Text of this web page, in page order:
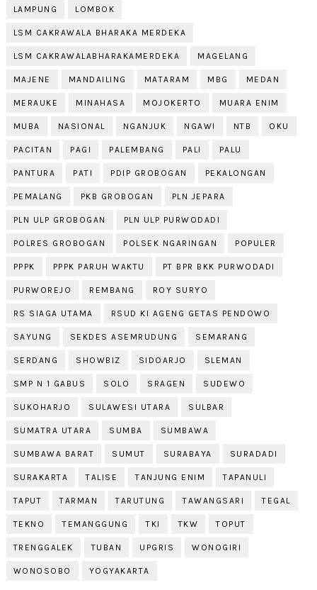
LAMPUNG LOMBOK
LSM CAKRAWALA BHARAKA MERDEKA
LSM CAKRAWALABHARAKAMERDEKA MAGELANG
MAJENE MANDAILING MATARAM MBG MEDAN
MERAUKE MINAHASA MOJOKERTO MUARA ENIM
MUBA NASIONAL NGANJUK NGAWI NTB OKU
PACITAN PAGI PALEMBANG PALI PALU
PANTURA PATI PDIP GROBOGAN PEKALONGAN
PEMALANG PKB GROBOGAN PLN JEPARA
PLN ULP GROBOGAN PLN ULP PURWODADI
POLRES GROBOGAN POLSEK NGARINGAN POPULER
PPPK PPPK PARUH WAKTU PT BPR BKK PURWODADI
PURWOREJO REMBANG ROY SURYO
RS SIAGA UTAMA RSUD KI AGENG GETAS PENDOWO
SAYUNG SEKDES ASEMRUDUNG SEMARANG
SERDANG SHOWBIZ SIDOARJO SLEMAN
SMP N 1 GABUS SOLO SRAGEN SUDEWO
SUKOHARJO SULAWESI UTARA SULBAR
SUMATRA UTARA SUMBA SUMBAWA
SUMBAWA BARAT SUMUT SURABAYA SURADADI
SURAKARTA TALISE TANJUNG ENIM TAPANULI
TAPUT TARMAN TARUTUNG TAWANGSARI TEGAL
TEKNO TEMANGGUNG TKI TKW TOPUT
TRENGGALEK TUBAN UPGRIS WONOGIRI
WONOSOBO YOGYAKARTA